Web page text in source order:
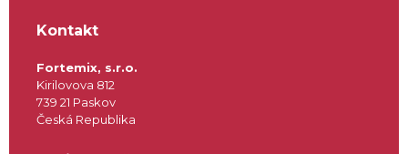
Kontakt
Fortemix, s.r.o.
Kirilovova 812
739 21 Paskov
Česká Republika